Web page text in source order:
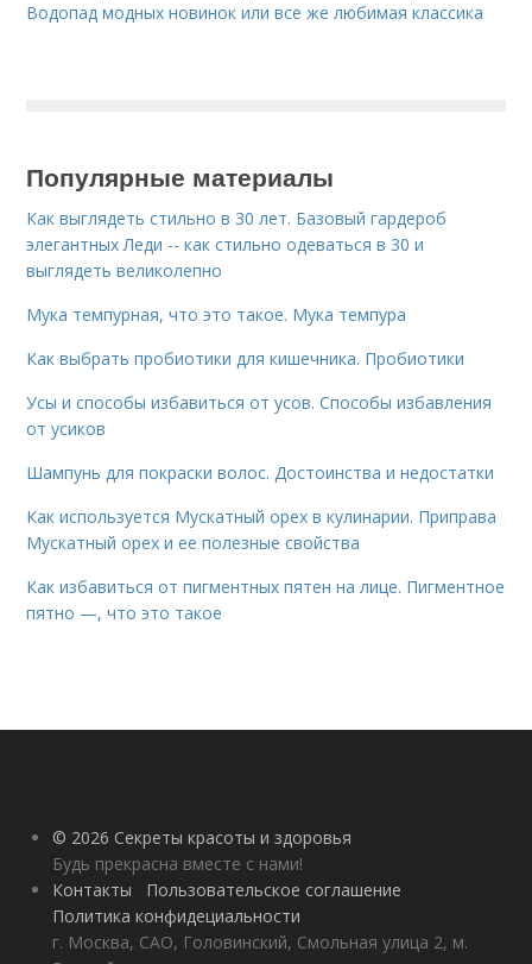
Водопад модных новинок или все же любимая классика
Популярные материалы
Как выглядеть стильно в 30 лет. Базовый гардероб
элегантных Леди -- как стильно одеваться в 30 и
выглядеть великолепно
Мука темпурная, что это такое. Мука темпура
Как выбрать пробиотики для кишечника. Пробиотики
Усы и способы избавиться от усов. Способы избавления
от усиков
Шампунь для покраски волос. Достоинства и недостатки
Как используется Мускатный орех в кулинарии. Приправа
Мускатный орех и ее полезные свойства
Как избавиться от пигментных пятен на лице. Пигментное
пятно —, что это такое
© 2026 Секреты красоты и здоровья
Будь прекрасна вместе с нами!
Контакты
Пользовательское соглашение
Политика конфидециальности
г. Москва, САО, Головинский, Смольная улица 2, м.